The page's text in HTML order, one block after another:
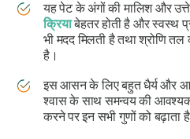
यह पेट के अंगों की मालिश और
क्रियाबेहतर होती है और स्वस्थ
भी मदद मिलती है तथा श्रोणि तल
है।
इस आसन के लिए बहुत धैर्य और
श्वास के साथ समन्वय की
करने पर इन सभी गुणों को